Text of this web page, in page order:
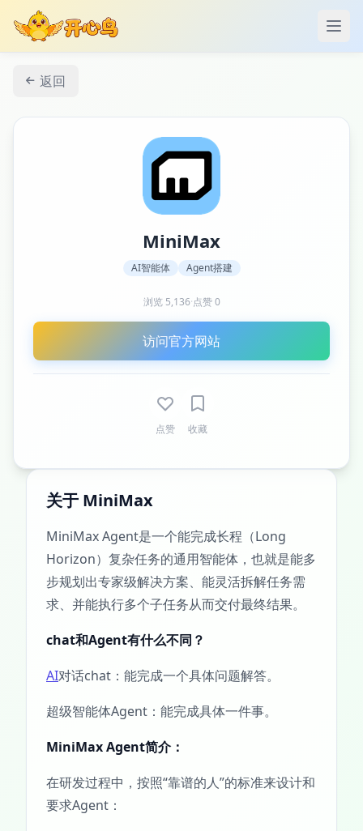
打开
返回
MiniMax
AI智能体 Agent搭建
浏览 5,136·点赞0
访问官方网站
点赞 收藏
关于 MiniMax
MiniMax Agent是一个能完成长程（Long
Horizon）复杂任务的通用智能体，也就是能多
步规划出专家级解决方案、能灵活拆解任务需
求、并能执行多个子任务从而交付最终结果。
chat和Agent有什么不同？
AI对话chat：能完成一个具体问题解答。
超级智能体Agent：能完成具体一件事。
MiniMax Agent简介：
在研发过程中，按照“靠谱的人”的标准来设计和
要求Agent：